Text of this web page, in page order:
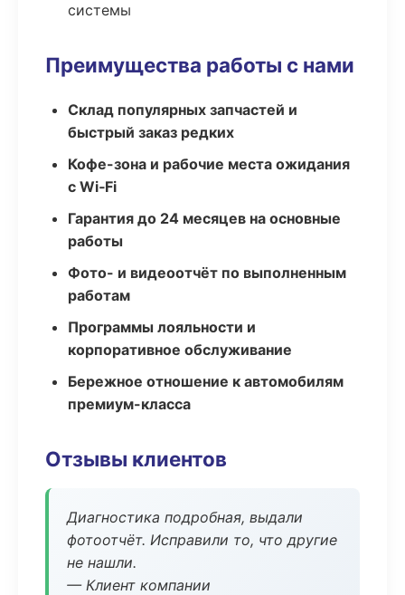
системы
Преимущества работы с нами
Склад популярных запчастей и
быстрый заказ редких
Кофе-зона и рабочие места ожидания
с Wi‑Fi
Гарантия до 24 месяцев на основные
работы
Фото- и видеоотчёт по выполненным
работам
Программы лояльности и
корпоративное обслуживание
Бережное отношение к автомобилям
премиум-класса
Отзывы клиентов
Диагностика подробная, выдали
фотоотчёт. Исправили то, что другие
не нашли.
— Клиент компании